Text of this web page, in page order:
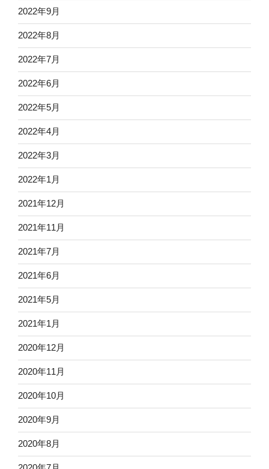
2022年9月
2022年8月
2022年7月
2022年6月
2022年5月
2022年4月
2022年3月
2022年1月
2021年12月
2021年11月
2021年7月
2021年6月
2021年5月
2021年1月
2020年12月
2020年11月
2020年10月
2020年9月
2020年8月